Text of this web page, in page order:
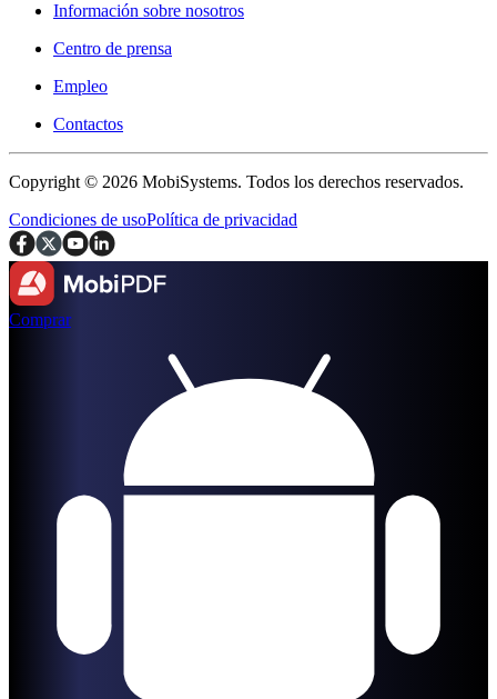
Información sobre nosotros
Centro de prensa
Empleo
Contactos
Copyright © 2026 MobiSystems. Todos los derechos reservados.
Condiciones de usoPolítica de privacidad
Comprar